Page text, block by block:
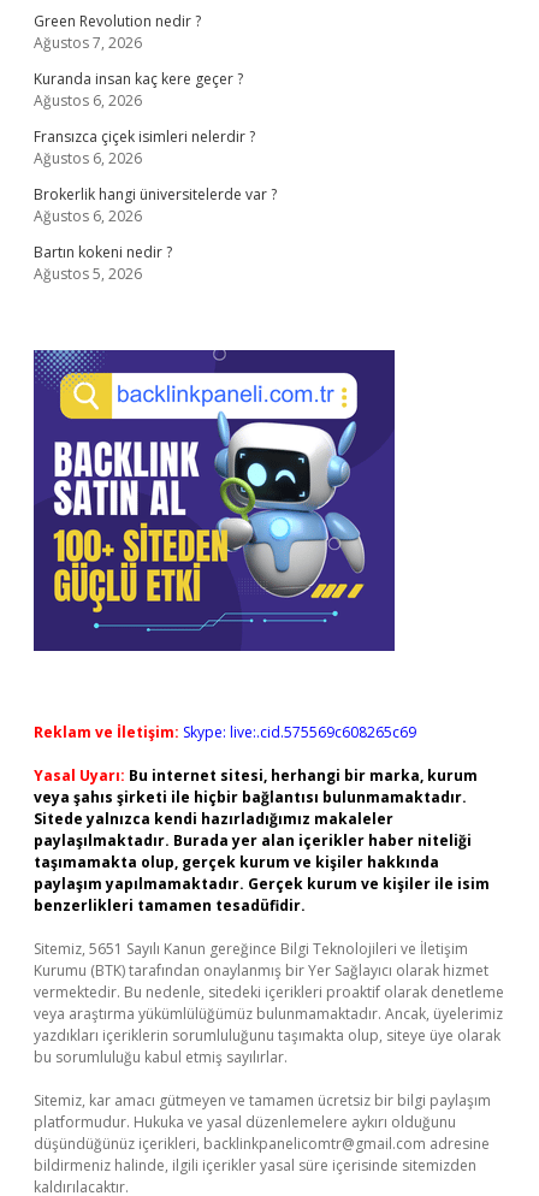
Green Revolution nedir ?
Ağustos 7, 2026
Kuranda insan kaç kere geçer ?
Ağustos 6, 2026
Fransızca çiçek isimleri nelerdir ?
Ağustos 6, 2026
Brokerlik hangi üniversitelerde var ?
Ağustos 6, 2026
Bartın kokeni nedir ?
Ağustos 5, 2026
Reklam ve İletişim: Skype: live:.cid.575569c608265c69
Yasal Uyarı: Bu internet sitesi, herhangi bir marka, kurum
veya şahıs şirketi ile hiçbir bağlantısı bulunmamaktadır.
Sitede yalnızca kendi hazırladığımız makaleler
paylaşılmaktadır. Burada yer alan içerikler haber niteliği
taşımamakta olup, gerçek kurum ve kişiler hakkında
paylaşım yapılmamaktadır. Gerçek kurum ve kişiler ile isim
benzerlikleri tamamen tesadüfidir.
Sitemiz, 5651 Sayılı Kanun gereğince Bilgi Teknolojileri ve İletişim
Kurumu (BTK) tarafından onaylanmış bir Yer Sağlayıcı olarak hizmet
vermektedir. Bu nedenle, sitedeki içerikleri proaktif olarak denetleme
veya araştırma yükümlülüğümüz bulunmamaktadır. Ancak, üyelerimiz
yazdıkları içeriklerin sorumluluğunu taşımakta olup, siteye üye olarak
bu sorumluluğu kabul etmiş sayılırlar.
Sitemiz, kar amacı gütmeyen ve tamamen ücretsiz bir bilgi paylaşım
platformudur. Hukuka ve yasal düzenlemelere aykırı olduğunu
düşündüğünüz içerikleri, backlinkpanelicomtr@gmail.com adresine
bildirmeniz halinde, ilgili içerikler yasal süre içerisinde sitemizden
kaldırılacaktır.